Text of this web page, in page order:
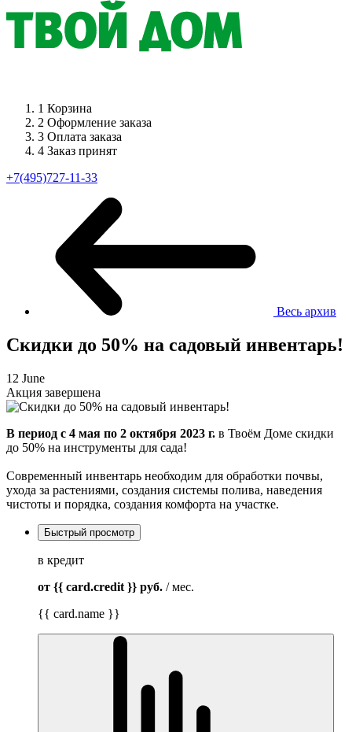
1 Корзина
2 Оформление заказа
3 Оплата заказа
4 Заказ принят
+7(495)727-11-33
Весь архив
Скидки до 50% на садовый инвентарь!
12 June
Акция завершена
В период с 4 мая по 2 октября 2023 г. в Твоём Доме скидки
до 50% на инструменты для сада!
Современный инвентарь необходим для обработки почвы,
ухода за растениями, создания системы полива, наведения
чистоты и порядка, создания комфорта на участке.
Быстрый просмотр
в кредит
от {{ card.credit }} руб. / мес.
{{ card.name }}